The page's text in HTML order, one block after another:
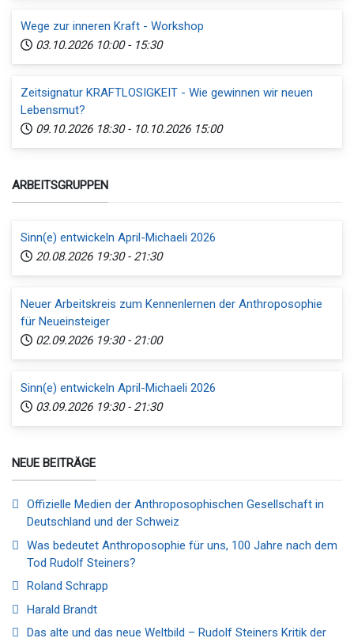
Wege zur inneren Kraft - Workshop
03.10.2026 10:00 - 15:30
Zeitsignatur KRAFTLOSIGKEIT - Wie gewinnen wir neuen
Lebensmut?
09.10.2026 18:30 - 10.10.2026 15:00
ARBEITSGRUPPEN
Sinn(e) entwickeln April-Michaeli 2026
20.08.2026 19:30 - 21:30
Neuer Arbeitskreis zum Kennenlernen der Anthroposophie
für Neueinsteiger
02.09.2026 19:30 - 21:00
Sinn(e) entwickeln April-Michaeli 2026
03.09.2026 19:30 - 21:30
NEUE BEITRÄGE
Offizielle Medien der Anthroposophischen Gesellschaft in
Deutschland und der Schweiz
Was bedeutet Anthroposophie für uns, 100 Jahre nach dem
Tod Rudolf Steiners?
Roland Schrapp
Harald Brandt
Das alte und das neue Weltbild – Rudolf Steiners Kritik der